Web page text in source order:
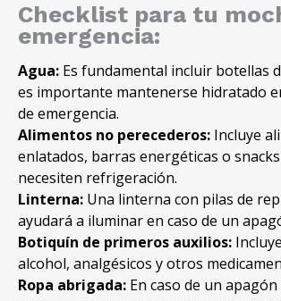
Checklist para tu
emergencia:
Agua: Es fundamental incluir botellas
es importante mantenerse hidratado
de emergencia.
Alimentos no perecederos: Incluye
enlatados, barras energéticas o
necesiten refrigeración.
Linterna: Una linterna con pilas de
ayudará a iluminar en caso de un
Botiquín de primeros auxilios:
alcohol, analgésicos y otros
Ropa abrigada: En caso de un